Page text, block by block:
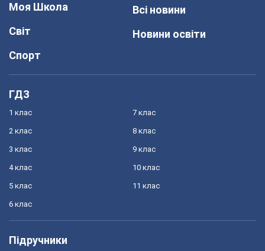
Моя Школа
Світ
Спорт
Всі новини
Новини освіти
ГДЗ
1 клас
2 клас
3 клас
4 клас
5 клас
6 клас
7 клас
8 клас
9 клас
10 клас
11 клас
Підручники